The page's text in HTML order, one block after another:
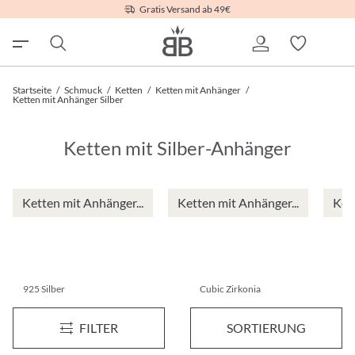
Gratis Versand ab 49€
Startseite / Schmuck / Ketten / Ketten mit Anhänger /
Ketten mit Anhänger Silber
Ketten mit Silber-Anhänger
Ketten mit Anhänger... Ketten mit Anhänger...
FILTER SORTIERUNG
925 Silber
Kette - Always Forever
Cubic Zirkonia
Schmuckset - Shimmering
49,95 €*